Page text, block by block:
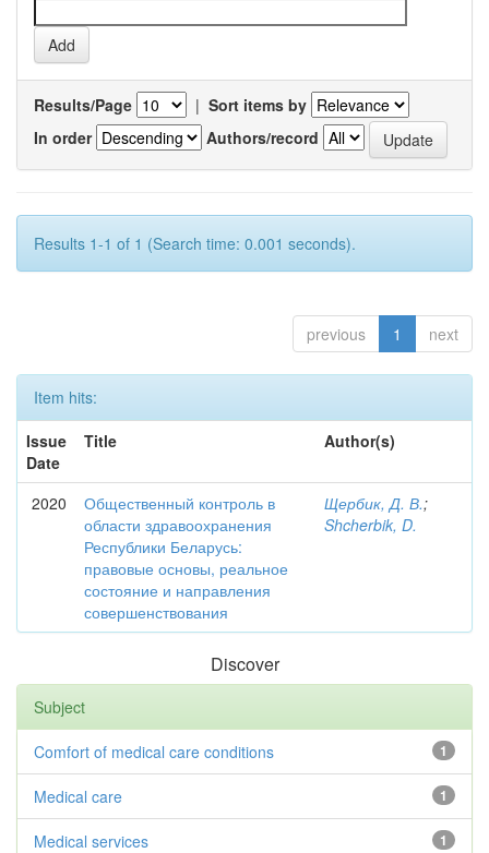
Results/Page | Sort items by
In order
Authors/record
Results 1-1 of 1 (Search time: 0.001 seconds).
previous 1 next
Item hits:
Issue
Date
Title Author(s)
2020
Общественный контроль в
области здравоохранения
Республики Беларусь:
правовые основы, реальное
состояние и направления
совершенствования
Щербик, Д. В.;
Shcherbik, D.
Discover
Subject
1
Comfort of medical care conditions
1
Medical care
1
Medical services